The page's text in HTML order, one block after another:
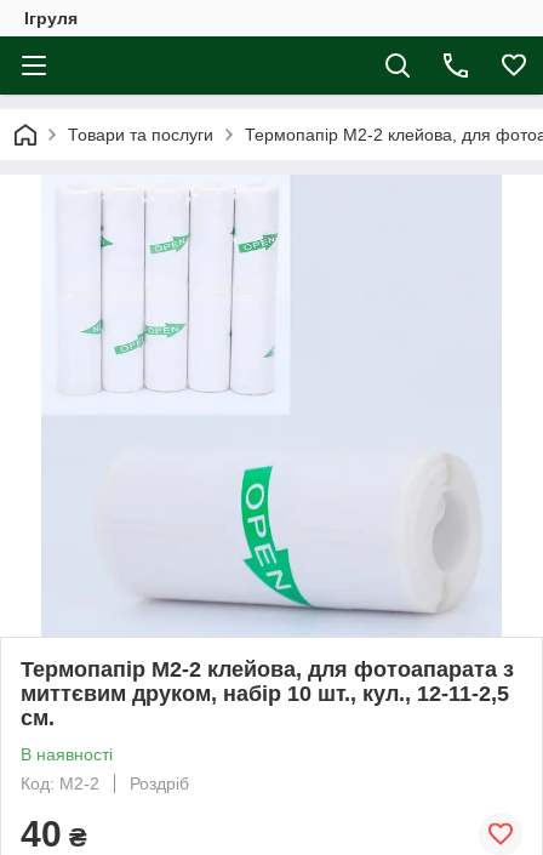
Ігруля
Товари та послуги Термопапір M2-2 клейова, для
Термопапір M2-2 клейова, для фотоапарата з
миттєвим друком, набір 10 шт., кул., 12-11-2,5
см.
В наявності
Код: M2-2
Роздріб
40 ₴